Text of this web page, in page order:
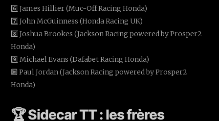
6️⃣ James Hillier (Muc-Off Racing Honda)
7️⃣ John McGuinness (Honda Racing UK)
8️⃣ Joshua Brookes (Jackson Racing powered by Prosper2
Honda)
9️⃣ Michael Evans (Dafabet Racing Honda)
🔟 Paul Jordan (Jackson Racing powered by Prosper2
Honda)
🏆 Sidecar TT : les frères